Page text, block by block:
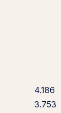
4.186
3.753